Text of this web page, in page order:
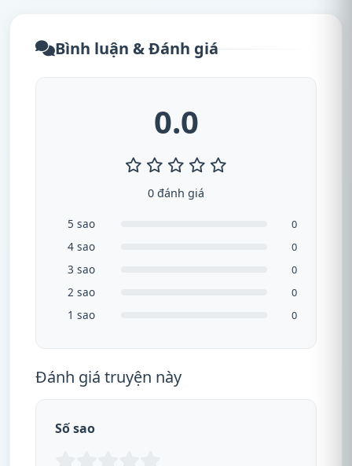
Bình luận & Đánh giá
0.0
0 đánh giá
5 sao 0
4 sao 0
3 sao 0
2 sao 0
1 sao 0
Đánh giá truyện này
Số sao